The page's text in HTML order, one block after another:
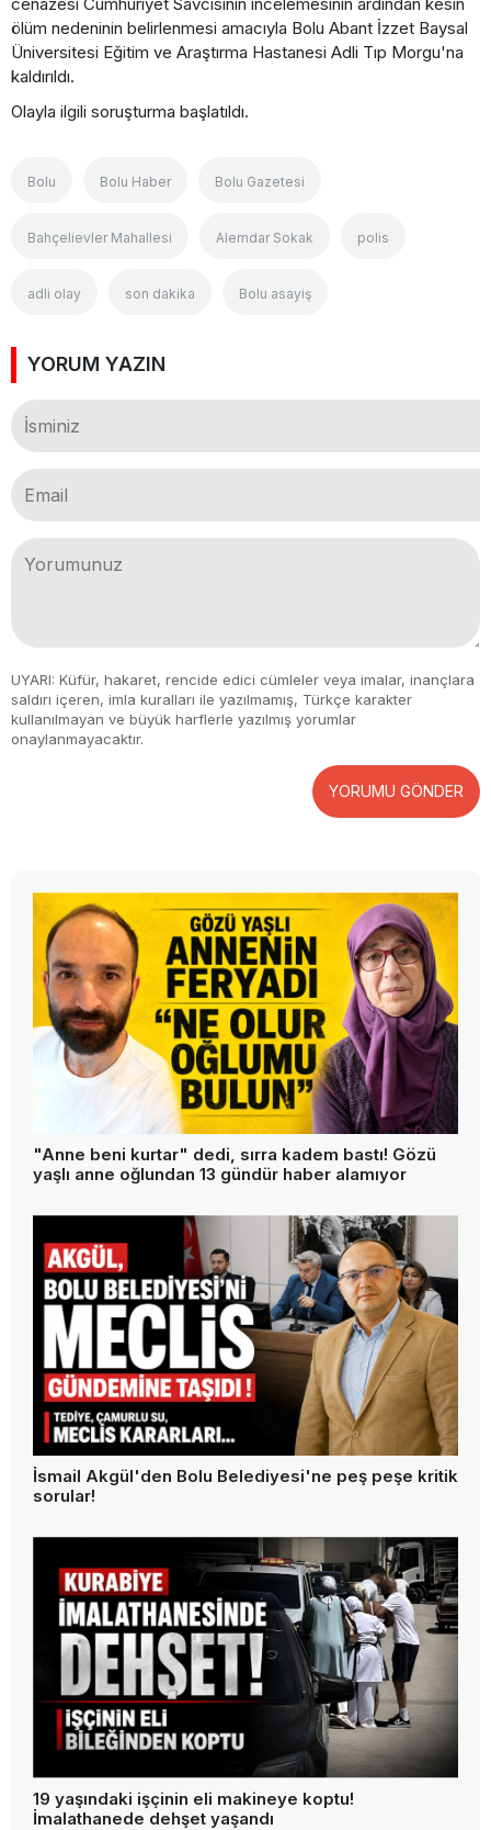
ölüm nedeninin belirlenmesi amacıyla Bolu Abant İzzet Baysal
Üniversitesi Eğitim ve Araştırma Hastanesi Adli Tıp Morgu'na
kaldırıldı.
Olayla ilgili soruşturma başlatıldı.
Bolu Bolu Haber Bolu Gazetesi
Bahçelievler Mahallesi Alemdar Sokak polis
adli olay son dakika Bolu asayiş
YORUM YAZIN
UYARI: Küfür, hakaret, rencide edici cümleler veya imalar, inançlara
saldırı içeren, imla kuralları ile yazılmamış, Türkçe karakter
kullanılmayan ve büyük harflerle yazılmış yorumlar
onaylanmayacaktır.
YORUMU GÖNDER
"Anne beni kurtar" dedi, sırra kadem bastı! Gözü
yaşlı anne oğlundan 13 gündür haber alamıyor
İsmail Akgül'den Bolu Belediyesi'ne peş peşe kritik
sorular!
19 yaşındaki işçinin eli makineye koptu!
İmalathanede dehşet yaşandı